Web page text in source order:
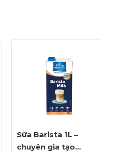
Sữa Barista 1L –
chuyên gia tạo